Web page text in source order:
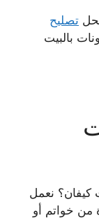
تصليح
بالبيت
نعمل
من خواتم أو